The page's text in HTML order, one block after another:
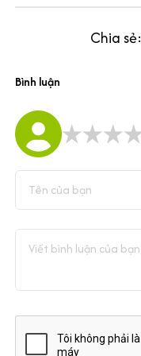
Chia sẻ:
Bình luận